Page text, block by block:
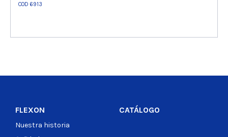
COD 6913
FLEXON
Nuestra historia
CATÁLOGO